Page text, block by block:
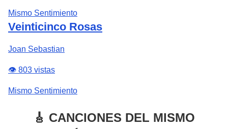
Mismo Sentimiento
Veinticinco Rosas
Joan Sebastian
👁️ 803 vistas
Mismo Sentimiento
🎸 CANCIONES DEL MISMO